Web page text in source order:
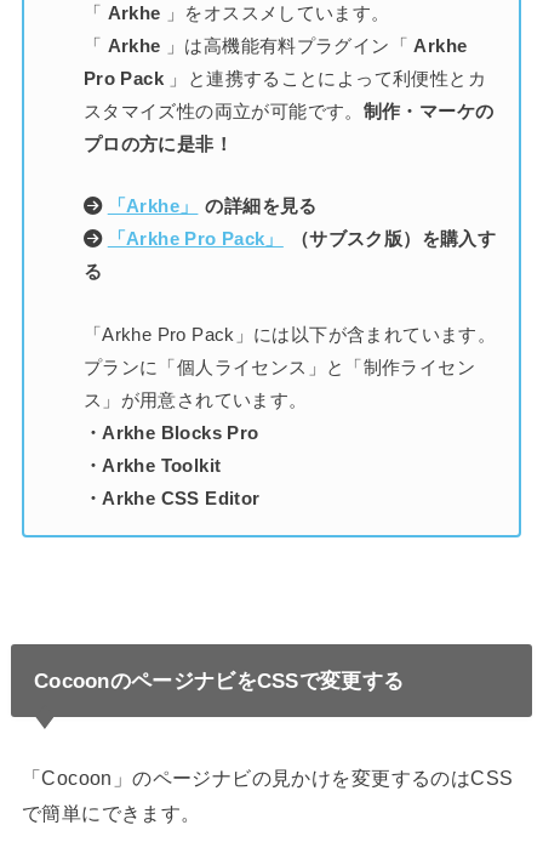
「 Arkhe 」をオススメしています。
「 Arkhe 」は高機能有料プラグイン「 Arkhe
Pro Pack 」と連携することによって利便性とカ
スタマイズ性の両立が可能です。 制作・マーケの
プロの方に是非！
「Arkhe」
の詳細を見る
「Arkhe Pro Pack」
（サブスク版）を購入す
る
「Arkhe Pro Pack」には以下が含まれています。
プランに「個人ライセンス」と「制作ライセン
ス」が用意されています。
・Arkhe Blocks Pro
・Arkhe Toolkit
・Arkhe CSS Editor
CocoonのページナビをCSSで変更する
「Cocoon」のページナビの見かけを変更するのはCSS
で簡単にできます。